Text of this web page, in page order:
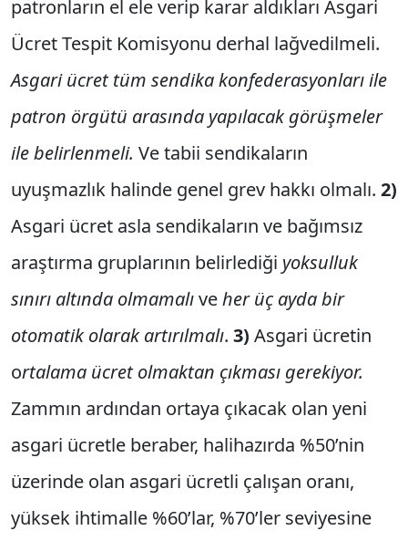
patronların el ele verip karar aldıkları Asgari
Ücret Tespit Komisyonu derhal lağvedilmeli.
Asgari ücret tüm sendika konfederasyonları ile
patron örgütü arasında yapılacak görüşmeler
ile belirlenmeli. Ve tabii sendikaların
uyuşmazlık halinde genel grev hakkı olmalı. 2)
Asgari ücret asla sendikaların ve bağımsız
araştırma gruplarının belirlediği yoksulluk
sınırı altında olmamalıveher üç ayda bir
otomatik olarak artırılmalı. 3) Asgari ücretin
ortalama ücret olmaktan çıkması gerekiyor.
Zammın ardından ortaya çıkacak olan yeni
asgari ücretle beraber, halihazırda %50’nin
üzerinde olan asgari ücretli çalışan oranı,
yüksek ihtimalle %60’lar, %70’ler seviyesine